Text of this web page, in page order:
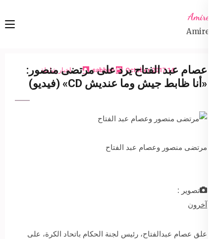
content
Amireta
Amireta
14 October 2017
sabbeh اخبار شاملة
عصام عبد الفتاح يرد على مرتضى منصور:
«أنا ظابط جيش وما عنديش CD» (فيديو)
مرتضى منصور وعصام عبد الفتاح
تصوير :
آخرون
علق عصام عبدالفتاح، رئيس لجنة الحكام باتحاد الكرة، على